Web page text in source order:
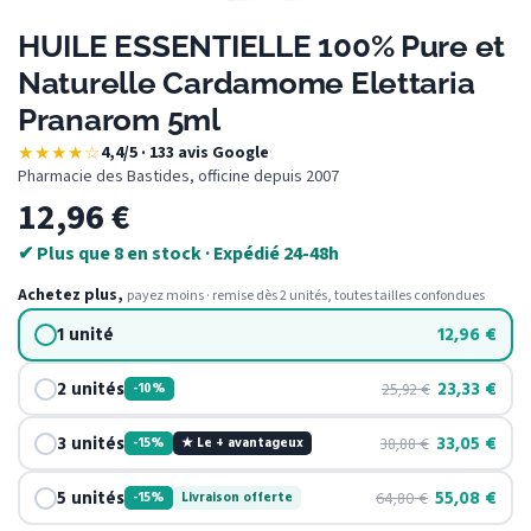
HUILE ESSENTIELLE 100% Pure et
Naturelle Cardamome Elettaria
Pranarom 5ml
★★★★☆4,4/5 · 133 avis Google·
Pharmacie des Bastides, officine depuis 2007
12,96€
✔ Plus que 8 en stock · Expédié 24-48h
Achetez plus, payez moins · remise dès 2 unités, toutes tailles confondues
1 unité 12,96 €
2 unités -10% 25,92€ 23,33 €
3 unités -15% ★ Le + avantageux 38,88€ 33,05 €
5 unités -15% Livraison offerte 64,80€ 55,08 €